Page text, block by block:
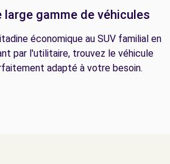
large gamme de véhicules
économique au SUV familial en
par l'utilitaire, trouvez le véhicule
adapté à votre besoin.